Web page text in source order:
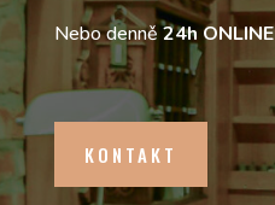
Nebo denně24h ONLINE
KONTAKT